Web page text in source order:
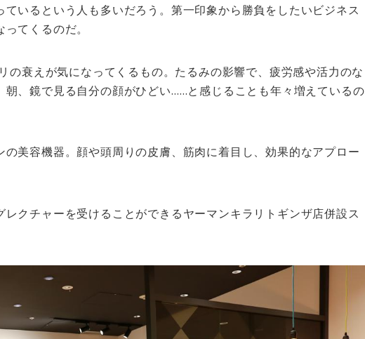
いるという人も多いだろう。第一印象から勝負をしたいビジネス
てくるのだ。
衰えが気になってくるもの。たるみの影響で、疲労感や活力のな
、鏡で見る自分の顔がひどい……と感じることも年々増えているの
美容機器。顔や頭周りの皮膚、筋肉に着目し、効果的なアプロー
クチャーを受けることができるヤーマンキラリトギンザ店併設ス